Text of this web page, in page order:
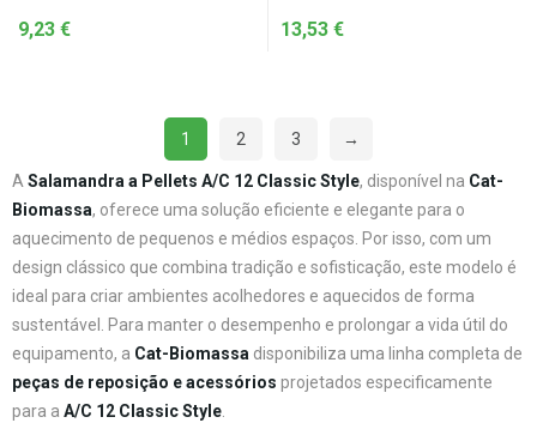
9,23 €
13,53 €
1 2 3 →
ASalamandra a Pellets A/C 12 Classic Style, disponível na Cat-
Biomassa, oferece uma solução eficiente e elegante para o
aquecimento de pequenos e médios espaços. Por isso, com um
design clássico que combina tradição e sofisticação, este modelo é
ideal para criar ambientes acolhedores e aquecidos de forma
sustentável. Para manter o desempenho e prolongar a vida útil do
equipamento, a Cat-Biomassa disponibiliza uma linha completa de
peças de reposição e acessórios projetados especificamente
para a A/C 12 Classic Style.